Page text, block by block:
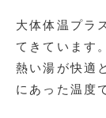
大体体温プラ
てきています
熱い湯が快適
にあった温度